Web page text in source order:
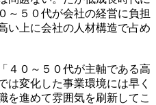
～５０代が会社の経営に負担
い上に会社の人材構造で占め
４０～５０代が主軸である高
は変化した事業環境には早く
を進めて雰囲気を刷新してこ